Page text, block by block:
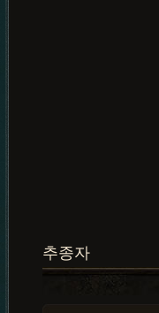
추종자